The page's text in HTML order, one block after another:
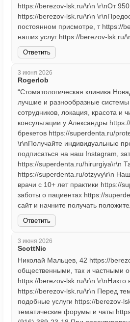
https://berezov-lsk.ru/\r\n \r\nОт
https://berezov-lsk.ru/\r\n
постоянном присмотре, т https://
наших услуг https://berezov-lsk.ru/
Ответить
3 июня 2026
Rogerlob
“Стоматологическая клиника
лучшие и разнообразные
сотрудников, локация, красота
консультации у Александры
брекетов https://superdenta.ru/
\r\nПолучайте индивидуальные
подписаться на наш Instagram,
https://superdenta.ru/hirurgiya\r\n
https://superdenta.ru/otzyvy\r\n
врачи с 10+ лет практики https://
заботы о пациентах https://
сайт и начните получать
Ответить
3 июня 2026
ScottNic
Николай Мальцев, 42 https://
общественными, так и частными
https://berezov-lsk.ru/\r\n \r\nНикто
https://berezov-lsk.ru/\r\n Перед тем
подобные услуги https://berezov-
тематические форумы и чаты